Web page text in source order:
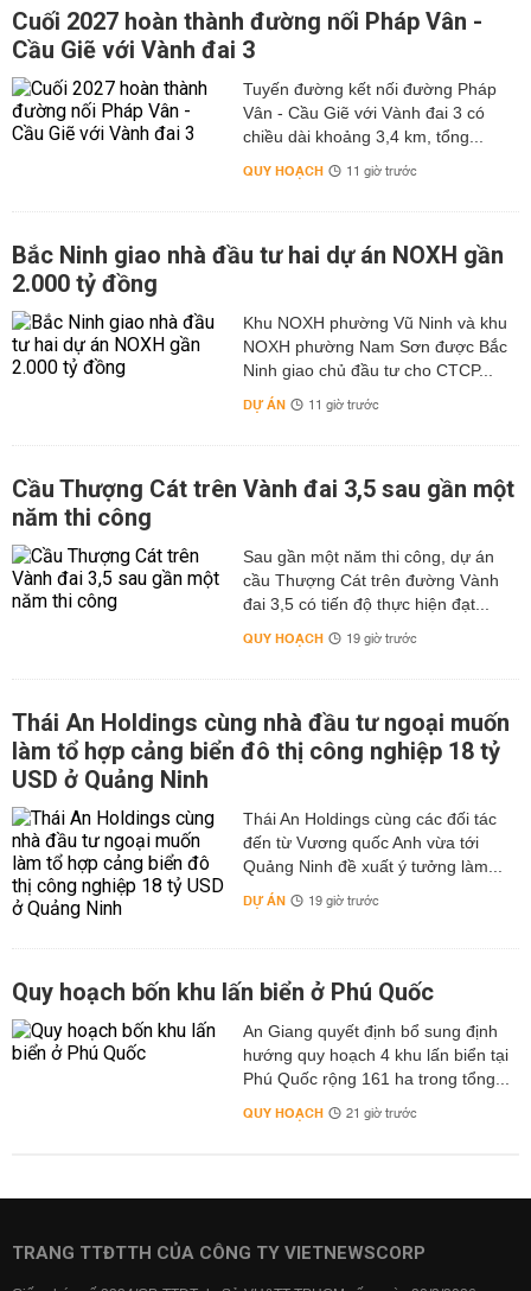
Cuối 2027 hoàn thành đường nối Pháp Vân -
Cầu Giẽ với Vành đai 3
Tuyến đường kết nối đường Pháp
Vân - Cầu Giẽ với Vành đai 3 có
chiều dài khoảng 3,4 km, tổng...
QUY HOẠCH 11 giờ trước
Bắc Ninh giao nhà đầu tư hai dự án NOXH gần
2.000 tỷ đồng
Khu NOXH phường Vũ Ninh và khu
NOXH phường Nam Sơn được Bắc
Ninh giao chủ đầu tư cho CTCP...
DỰ ÁN 11 giờ trước
Cầu Thượng Cát trên Vành đai 3,5 sau gần một
năm thi công
Sau gần một năm thi công, dự án
cầu Thượng Cát trên đường Vành
đai 3,5 có tiến độ thực hiện đạt...
QUY HOẠCH 19 giờ trước
Thái An Holdings cùng nhà đầu tư ngoại muốn
làm tổ hợp cảng biển đô thị công nghiệp 18 tỷ
USD ở Quảng Ninh
Thái An Holdings cùng các đối tác
đến từ Vương quốc Anh vừa tới
Quảng Ninh đề xuất ý tưởng làm...
DỰ ÁN 19 giờ trước
Quy hoạch bốn khu lấn biển ở Phú Quốc
An Giang quyết định bổ sung định
hướng quy hoạch 4 khu lấn biển tại
Phú Quốc rộng 161 ha trong tổng...
QUY HOẠCH 21 giờ trước
TRANG TTĐTTH CỦA CÔNG TY VIETNEWSCORP